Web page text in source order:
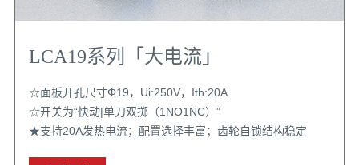
LCA19系列「大电流」
☆面板开孔尺寸Φ19，Ui:250V，Ith:20A
☆开关为“快动|单刀双掷（1NO1NC）”
★支持20A发热电流；配置选择丰富；齿轮自锁结构稳定